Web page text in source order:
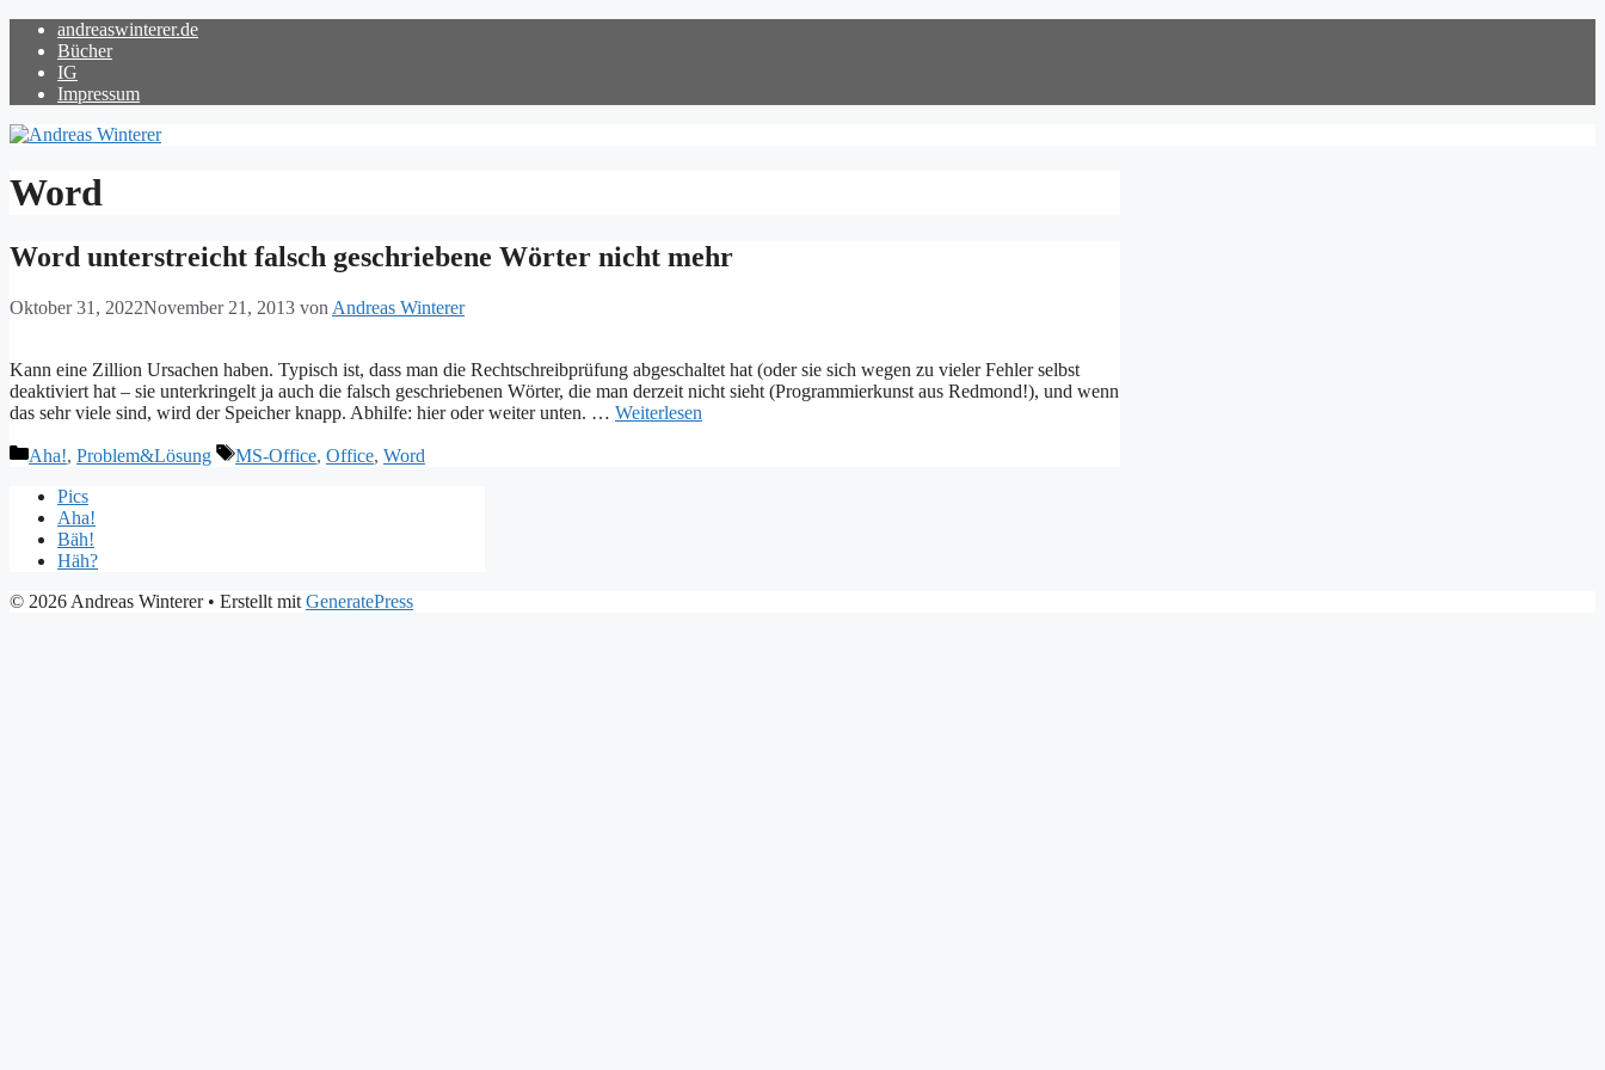
Zum
Inhalt
springen
andreaswinterer.de
Bücher
IG
Impressum
Word
Word unterstreicht falsch geschriebene Wörter nicht mehr
Oktober 31, 2022November 21, 2013 von Andreas Winterer
Kann eine Zillion Ursachen haben. Typisch ist, dass man die Rechtschreibprüfung abgeschaltet hat (oder sie sich wegen zu vieler Fehler selbst
deaktiviert hat – sie unterkringelt ja auch die falsch geschriebenen Wörter, die man derzeit nicht sieht (Programmierkunst aus Redmond!), und wenn
das sehr viele sind, wird der Speicher knapp. Abhilfe: hier oder weiter unten. … Weiterlesen
Kategorien
Aha!, Problem&Lösung Schlagwörter
MS-Office, Office, Word
Pics
Aha!
Bäh!
Häh?
© 2026 Andreas Winterer• Erstellt mit GeneratePress